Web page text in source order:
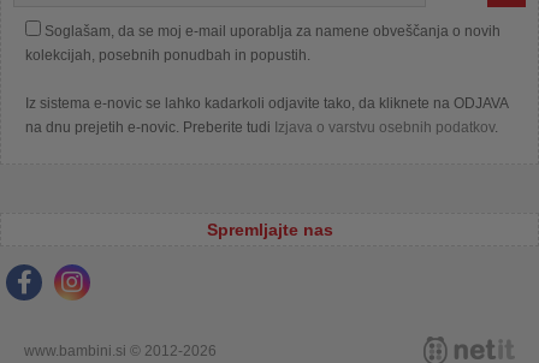
Soglašam, da se moj e-mail uporablja za namene obveščanja o novih
kolekcijah, posebnih ponudbah in popustih.
Iz sistema e-novic se lahko kadarkoli odjavite tako, da kliknete na ODJAVA
na dnu prejetih e-novic. Preberite tudi Izjava o varstvu osebnih podatkov.
Spremljajte nas
www.bambini.si © 2012-2026